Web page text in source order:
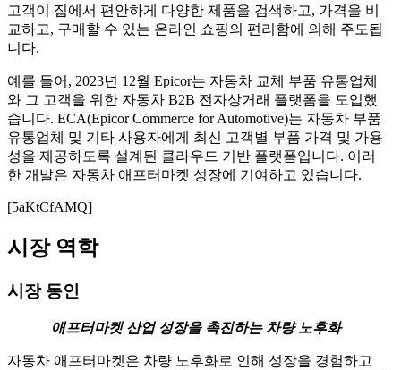
고객이 집에서 편안하게 다양한 제품을 검색하고, 가격을 비
교하고, 구매할 수 있는 온라인 쇼핑의 편리함에 의해 주도됩
니다.
예를 들어, 2023년 12월 Epicor는 자동차 교체 부품 유통업체
와 그 고객을 위한 자동차 B2B 전자상거래 플랫폼을 도입했
습니다. ECA(Epicor Commerce for Automotive)는 자동차 부품
유통업체 및 기타 사용자에게 최신 고객별 부품 가격 및 가용
성을 제공하도록 설계된 클라우드 기반 플랫폼입니다. 이러
한 개발은 자동차 애프터마켓 성장에 기여하고 있습니다.
[5aKtCfAMQ]
시장 역학
시장 동인
애프터마켓 산업 성장을 촉진하는 차량 노후화
자동차 애프터마켓은 차량 노후화로 인해 성장을 경험하고